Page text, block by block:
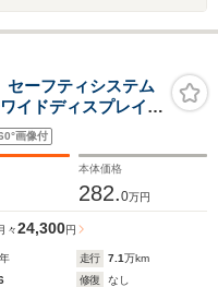
ーフティシステム
イドディスプレイ
眼LEDヘッドラン
ション ステアヒ
画像付
本体価格
282.0万円
々24,300円
年 走行 7.1万km
修復
なし